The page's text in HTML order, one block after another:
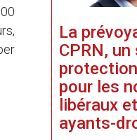
La
CPRN,
pour les
libéraux
ayants-